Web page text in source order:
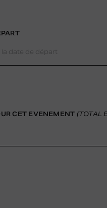
CET EVENEMENT (TOTAL